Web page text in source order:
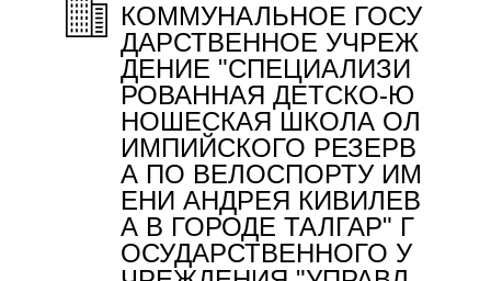
КОММУНАЛЬНОЕ ГОСУ
ДАРСТВЕННОЕ УЧРЕЖ
ДЕНИЕ "СПЕЦИАЛИЗИ
РОВАННАЯ ДЕТСКО-Ю
НОШЕСКАЯ ШКОЛА ОЛ
ИМПИЙСКОГО РЕЗЕРВ
А ПО ВЕЛОСПОРТУ ИМ
ЕНИ АНДРЕЯ КИВИЛЕВ
А В ГОРОДЕ ТАЛГАР" Г
ОСУДАРСТВЕННОГО У